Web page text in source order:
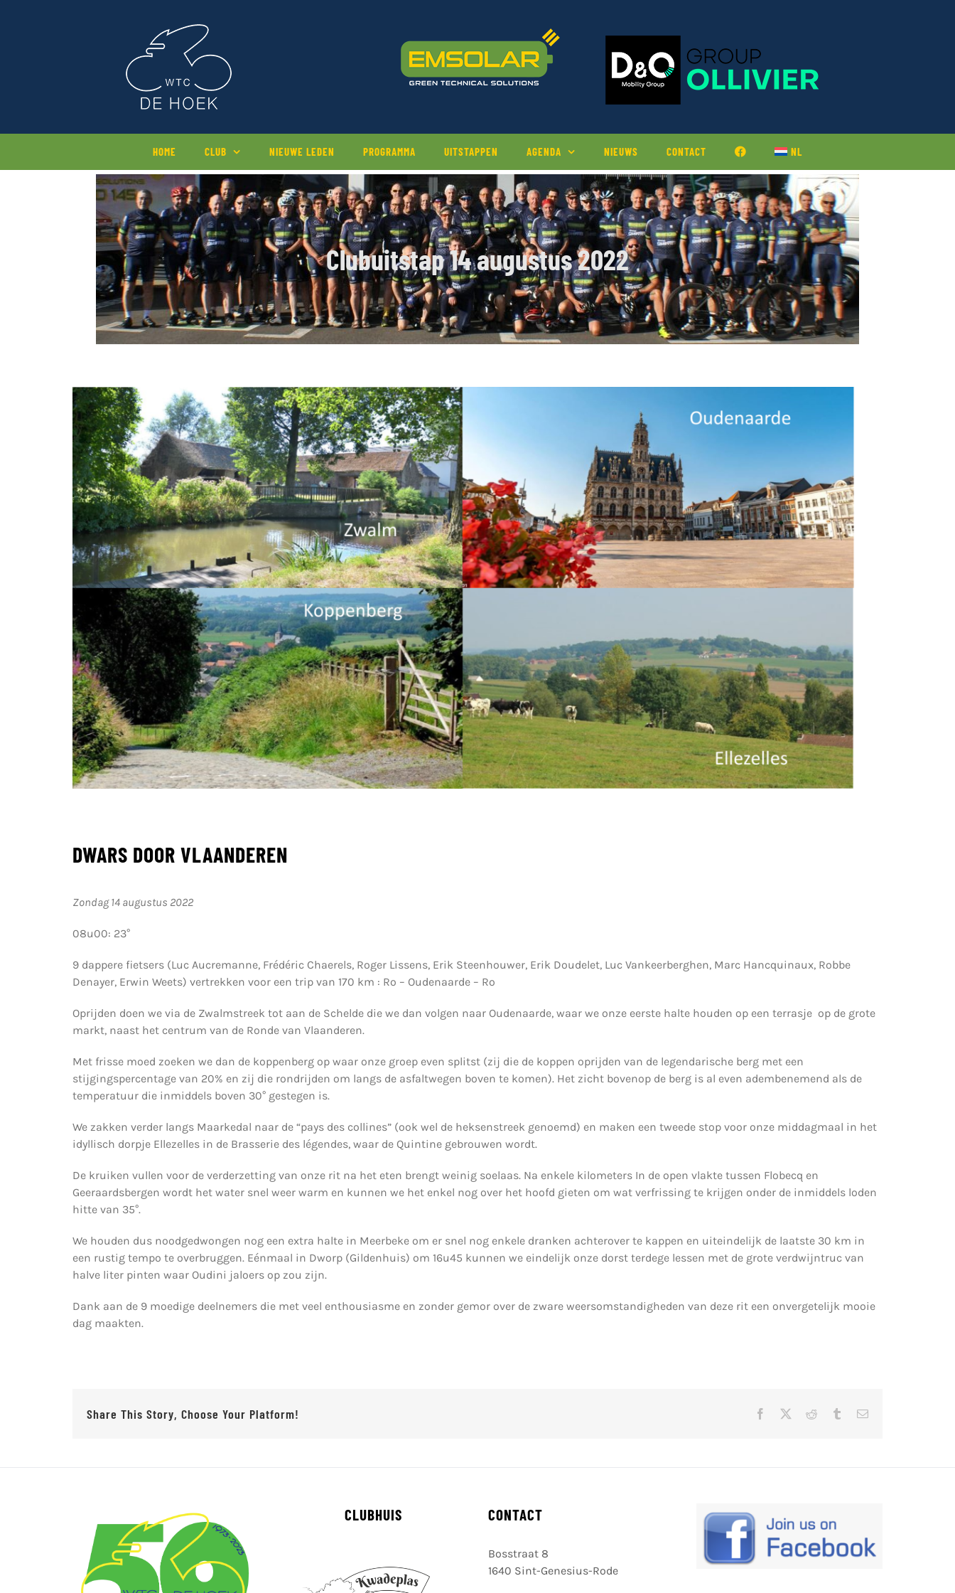
HOME CLUB NIEUWE LEDEN PROGRAMMA UITSTAPPEN AGENDA NIEUWS CONTACT NL
Clubuitstap 14 augustus 2022
View
Larger
Image
DWARS DOOR VLAANDEREN
Zondag 14 augustus 2022
08u00: 23°
9 dappere fietsers (Luc Aucremanne, Frédéric Chaerels, Roger Lissens, Erik Steenhouwer, Erik Doudelet, Luc Vankeerberghen, Marc Hancquinaux, Robbe
Denayer, Erwin Weets) vertrekken voor een trip van 170 km : Ro – Oudenaarde – Ro
Oprijden doen we via de Zwalmstreek tot aan de Schelde die we dan volgen naar Oudenaarde, waar we onze eerste halte houden op een terrasje op de grote
markt, naast het centrum van de Ronde van Vlaanderen.
Met frisse moed zoeken we dan de koppenberg op waar onze groep even splitst (zij die de koppen oprijden van de legendarische berg met een
stijgingspercentage van 20% en zij die rondrijden om langs de asfaltwegen boven te komen). Het zicht bovenop de berg is al even adembenemend als de
temperatuur die inmiddels boven 30° gestegen is.
We zakken verder langs Maarkedal naar de “pays des collines” (ook wel de heksenstreek genoemd) en maken een tweede stop voor onze middagmaal in het
idyllisch dorpje Ellezelles in de Brasserie des légendes, waar de Quintine gebrouwen wordt.
De kruiken vullen voor de verderzetting van onze rit na het eten brengt weinig soelaas. Na enkele kilometers In de open vlakte tussen Flobecq en
Geeraardsbergen wordt het water snel weer warm en kunnen we het enkel nog over het hoofd gieten om wat verfrissing te krijgen onder de inmiddels loden
hitte van 35°.
We houden dus noodgedwongen nog een extra halte in Meerbeke om er snel nog enkele dranken achterover te kappen en uiteindelijk de laatste 30 km in
een rustig tempo te overbruggen. Eénmaal in Dworp (Gildenhuis) om 16u45 kunnen we eindelijk onze dorst terdege lessen met de grote verdwijntruc van
halve liter pinten waar Oudini jaloers op zou zijn.
Dank aan de 9 moedige deelnemers die met veel enthousiasme en zonder gemor over de zware weersomstandigheden van deze rit een onvergetelijk mooie
dag maakten.
Share This Story, Choose Your Platform! Facebook Reddit TumblrE-
CLUBHUIS CONTACT
Bosstraat 8
1640 Sint-Genesius-Rode